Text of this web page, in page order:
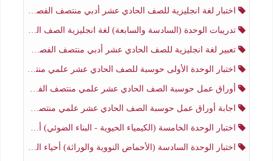
اختبار لغة انجليزية للصف الحادي عشر أدبي منتصف الفصل الثاني
تدريبات الوحدة (السادسة والسابعة) لغة انجليزية الصف الحادي عشر أدبي الفصل الثاني
تعبير لغة انجليزية للصف الحادي عشر أدبي منتصف الفصل الثاني
اختبار الوحدة الأولى حوسبة للصف الحادي عشر علمي منتصف الفصل الثاني
أوراق عمل حوسبة الصف الحادي عشر علمي منتصف الفصل الثاني
اجابة أوراق عمل حوسبة الصف الحادي عشر علمي منتصف الفصل الثاني
اختبار الوحدة الخامسة (الكيمياء الحيوية - البناء الضوئي) أحياء الصف الحادي عشر علمي الفصل الثاني
اختبار الوحدة السادسة (الأحماض النووية والوراثة) أحياء الصف الحادي عشر علمي منتصف الفصل الثاني